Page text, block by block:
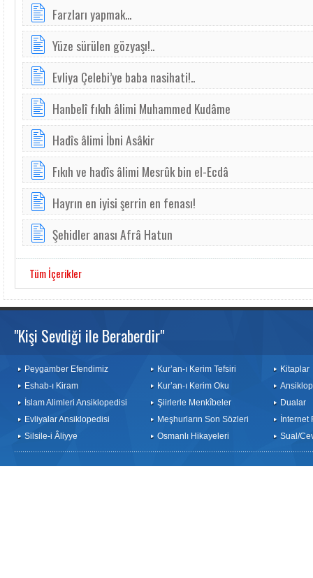
Farzları yapmak...
Yüze sürülen gözyaşı!..
Evliya Çelebi’ye baba nasihati!..
Hanbelî fıkıh âlimi Muhammed Kudâme
Hadîs âlimi İbni Asâkir
Fıkıh ve hadîs âlimi Mesrûk bin el-Ecdâ
Hayrın en iyisi şerrin en fenası!
Şehidler anası Afrâ Hatun
Tüm İçerikler
"Kişi Sevdiği ile Beraberdir"
Peygamber Efendimiz
Eshab-ı Kiram
İslam Alimleri Ansiklopedisi
Evliyalar Ansiklopedisi
Silsile-i Âliyye
Kur’an-ı Kerim Tefsiri
Kur’an-ı Kerim Oku
Şiirlerle Menkîbeler
Meşhurların Son Sözleri
Osmanlı Hikayeleri
Kitaplar
Dualar
İnternet
Sual/